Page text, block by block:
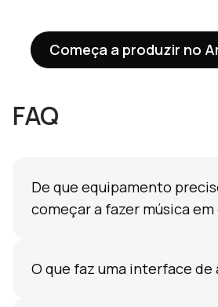
Começa a produzir no
FAQ
De que equipamento
começar a fazer música em
Isso é suficiente para produzir
O que faz uma interface de